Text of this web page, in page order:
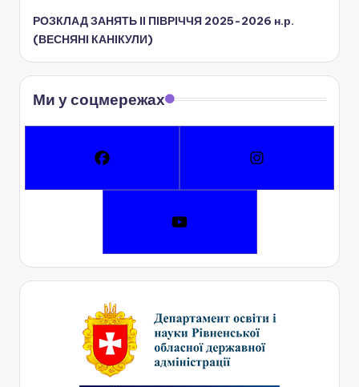
РОЗКЛАД ЗАНЯТЬ IІ ПІВРІЧЧЯ 2025-2026 н.р.
(ВЕСНЯНІ КАНІКУЛИ)
Ми у соцмережах